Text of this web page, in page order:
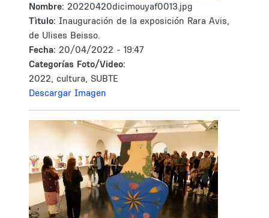
Nombre: 20220420dicimouyaf0013.jpg
Tìtulo: Inauguración de la exposición Rara Avis,
de Ulises Beisso.
Fecha: 20/04/2022 - 19:47
Categorías Foto/Video:
2022, cultura, SUBTE
Descargar Imagen